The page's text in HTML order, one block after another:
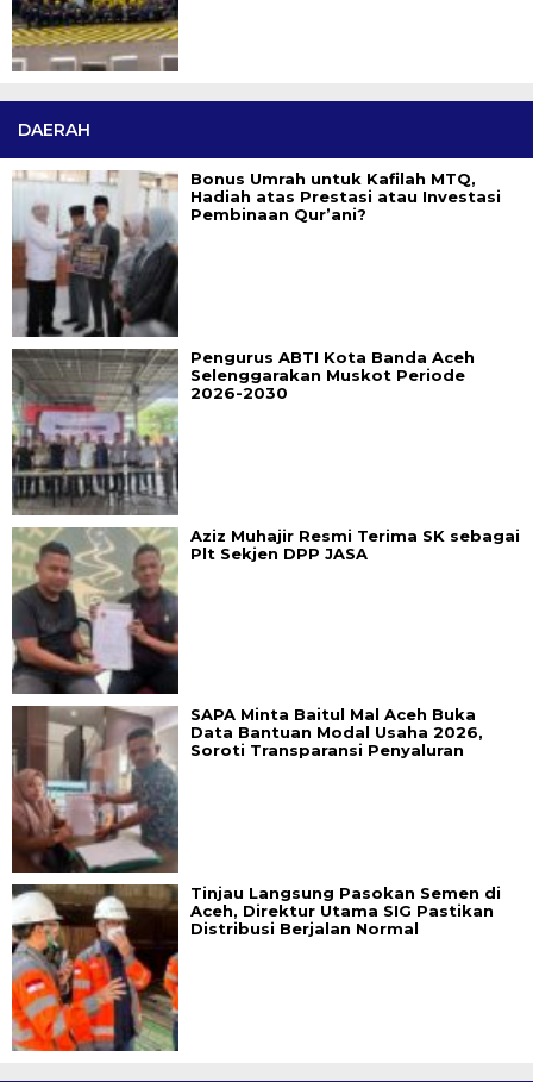
DAERAH
Bonus Umrah untuk Kafilah MTQ,
Hadiah atas Prestasi atau Investasi
Pembinaan Qur’ani?
Pengurus ABTI Kota Banda Aceh
Selenggarakan Muskot Periode
2026-2030
Aziz Muhajir Resmi Terima SK sebagai
Plt Sekjen DPP JASA
SAPA Minta Baitul Mal Aceh Buka
Data Bantuan Modal Usaha 2026,
Soroti Transparansi Penyaluran
Tinjau Langsung Pasokan Semen di
Aceh, Direktur Utama SIG Pastikan
Distribusi Berjalan Normal